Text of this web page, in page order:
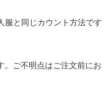
服と同じカウント方法です
。ご不明点はご注文前にお